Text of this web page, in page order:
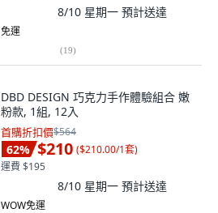
8/10 星期一 預計送達
免運
(19)
DBD DESIGN 巧克力手作體驗組合 嫩
粉款, 1組, 12入
首購折扣價$564
62% $210 ($210.00/1套)
運費 $195
8/10 星期一 預計送達
WOW免運